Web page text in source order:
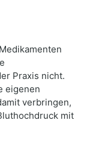
Praxis nicht.
eigenen
verbringen,
mit